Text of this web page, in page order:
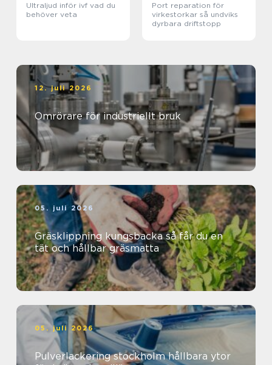
Ultraljud inför ivf vad du
behöver veta
Port reparation för
virkestorkar så undviks
dyrbara driftstopp
12. juli 2026
Omrörare för industriellt bruk
05. juli 2026
Gräsklippning kungsbacka så får du en
tät och hållbar gräsmatta
05. juli 2026
Pulverlackering stockholm hållbara ytor